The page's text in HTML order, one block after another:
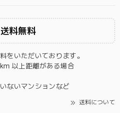
送料無料
をいただいております。
以上距離がある場合
ないマンションなど
送料について